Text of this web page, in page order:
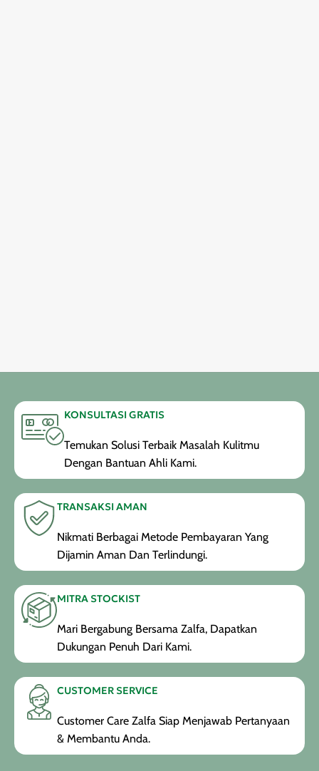
KONSULTASI GRATIS
Temukan Solusi Terbaik Masalah Kulitmu
Dengan Bantuan Ahli Kami.
TRANSAKSI AMAN
Nikmati Berbagai Metode Pembayaran Yang
Dijamin Aman Dan Terlindungi.
MITRA STOCKIST
Mari Bergabung Bersama Zalfa, Dapatkan
Dukungan Penuh Dari Kami.
CUSTOMER SERVICE
Customer Care Zalfa Siap Menjawab Pertanyaan
& Membantu Anda.